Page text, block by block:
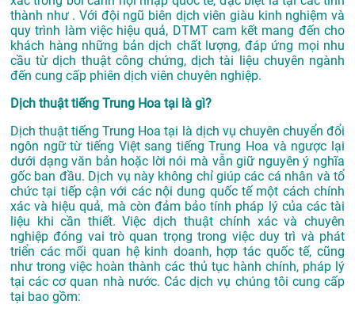
thành như . Với đội ngũ biên dịch viên giàu kinh nghiệm và
quy trình làm việc hiệu quả, DTMT cam kết mang đến cho
khách hàng những bản dịch chất lượng, đáp ứng mọi nhu
cầu từ dịch thuật công chứng, dịch tài liệu chuyên ngành
đến cung cấp phiên dịch viên chuyên nghiệp.
Dịch thuật tiếng Trung Hoa tại là gì?
Dịch thuật tiếng Trung Hoa tại là dịch vụ chuyên chuyển đổi
ngôn ngữ từ tiếng Việt sang tiếng Trung Hoa và ngược lại
dưới dạng văn bản hoặc lời nói mà vẫn giữ nguyên ý nghĩa
gốc ban đầu. Dịch vụ này không chỉ giúp các cá nhân và tổ
chức tại tiếp cận với các nội dung quốc tế một cách chính
xác và hiệu quả, mà còn đảm bảo tính pháp lý của các tài
liệu khi cần thiết. Việc dịch thuật chính xác và chuyên
nghiệp đóng vai trò quan trọng trong việc duy trì và phát
triển các mối quan hệ kinh doanh, hợp tác quốc tế, cũng
như trong việc hoàn thành các thủ tục hành chính, pháp lý
tại các cơ quan nhà nước. Các dịch vụ chúng tôi cung cấp
tại bao gồm: